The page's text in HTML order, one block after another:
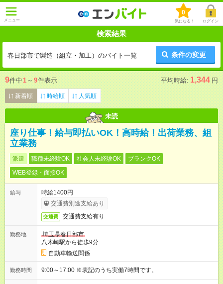
メニュー
0
気になる！ ログイン
検索結果
春日部市で製造（組立・加工）のバイト一覧 条件の変更
9件中1 ～ 9件表示 平均時給: 1,344 円
新着順 時給順 人気順
未読
座り仕事！給与即払いOK！高時給！出荷業務、組
立業務
派遣 職種未経験OK 社会人未経験OK
ブランクOK
WEB登録・面接OK
給与
時給1400円
交通費別途支給あり
交通費 交通費支給有り
勤務地
埼玉県春日部市
八木崎駅から徒歩9分
自動車輸送関係
勤務時間 9:00～17:00 ※表記のうち実働7時間です。